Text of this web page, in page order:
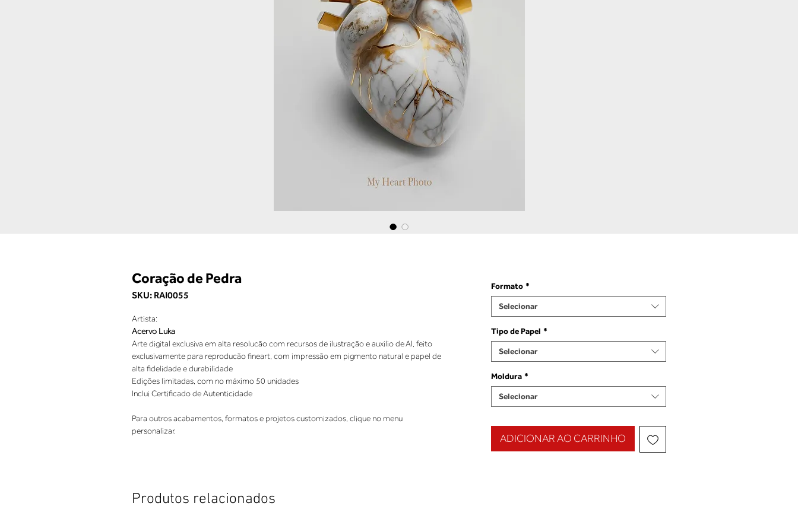
Coração de Pedra
SKU: RAI0055
Artista:
Acervo Luka
Arte digital exclusiva em alta resolucão com recursos de ilustração e auxilio de AI, feito
exclusivamente para reproducão fineart, com impressão em pigmento natural e papel de
alta fidelidade e durabilidade
Edições limitadas, com no máximo 50 unidades
Inclui Certificado de Autenticidade
Para outros acabamentos, formatos e projetos customizados, clique no menu
personalizar.
Formato *
Selecionar
Tipo de Papel *
Selecionar
Moldura *
Selecionar
ADICIONAR AO CARRINHO
Produtos relacionados